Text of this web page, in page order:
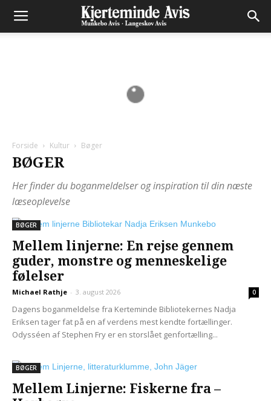
Forside Kultur Bøger
BØGER
Her finder du boganmeldelser og inspiration til din næste
læseoplevelse
BØGER
Mellem linjerne: En rejse gennem
guder, monstre og menneskelige
følelser
Michael Rathje - 3. august 2026 0
Dagens boganmeldelse fra Kerteminde Bibliotekernes Nadja
Eriksen tager fat på en af verdens mest kendte fortællinger.
Odysséen af Stephen Fry er en storslået genfortælling...
BØGER
Mellem Linjerne: Fiskerne fra –